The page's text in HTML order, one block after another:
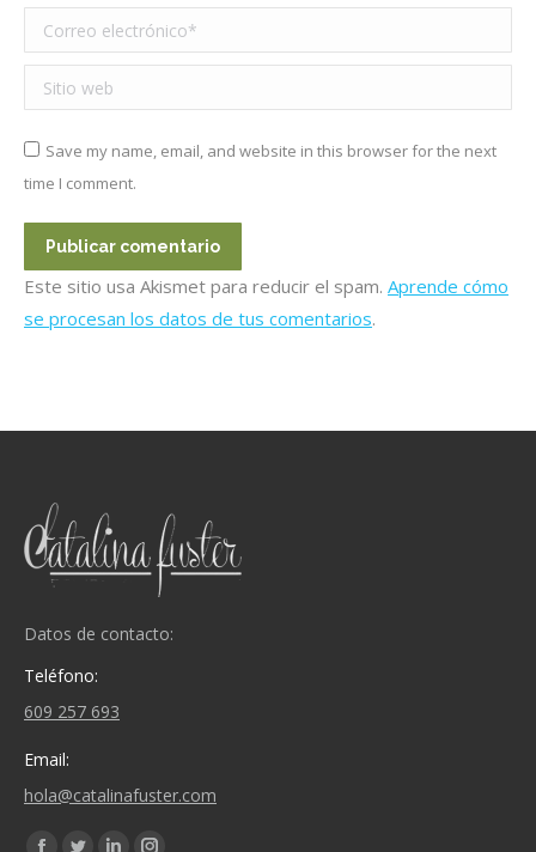
Correo electrónico *
Sitio web
Save my name, email, and website in this browser for the next
time I comment.
Publicar comentario
Este sitio usa Akismet para reducir el spam. Aprende cómo
se procesan los datos de tus comentarios.
Datos de contacto:
Teléfono:
609 257 693
Email:
hola@catalinafuster.com
Encuéntranos en: